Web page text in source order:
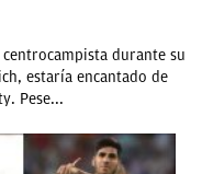
durante su
estaría encantado de
Pese...